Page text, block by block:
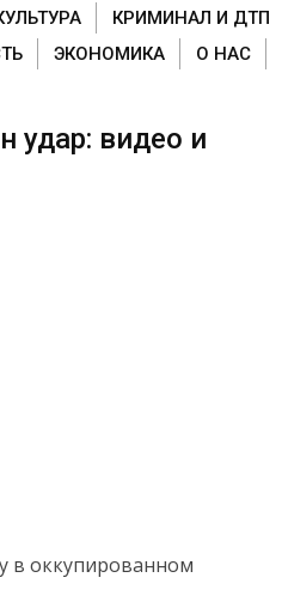
КРИМИНАЛ И ДТП
ЭКОНОМИКА О НАС
удар: видео и
в оккупированном